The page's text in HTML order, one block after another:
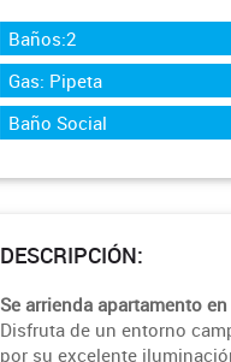
Baños:2
Gas: Pipeta
Baño Social
DESCRIPCIÓN:
Se arrienda apartamento
Disfruta de un entorno
por su excelente